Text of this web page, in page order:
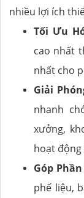
nhiều lợi ích
Tối Ưu
cao nhất
nhất cho
Giải
nhanh
xưởng,
hoạt động
Góp
phế liệu,